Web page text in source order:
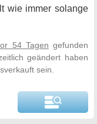
wie immer solange
54 Tagen gefunden
geändert haben
sein.